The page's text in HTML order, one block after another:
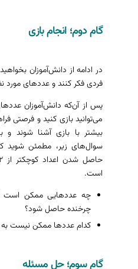
گام دوم؛ انجام بازی
در ادامه از دانش‌آموزان
فردی فکر کنند و عددهای مورد
پس از آن‌که دانش‌آموزان
می‌توانید بازی کنید و فرصتی
بیشتر با بازی آشنا شوند و
سوال‌های زیر، مطمئن شوید
است.
چه عددهایی ممکن است
چرخنده حاصل شود؟
کدام عددها ممکن نیست
گام سوم؛ حل مسئله